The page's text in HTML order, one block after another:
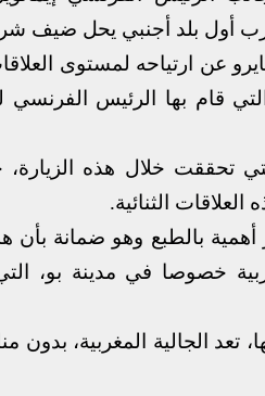
أول بلد أجنبي يحل ضيف
عن ارتياحه لمستوى
قام بها الرئيس الفرنسي
تحققت خلال هذه
العلاقات الثنائية.
أهمية بالطبع وهو ضمانة بأن
خصوصا في مدينة بو،
الجالية المغربية، بدون